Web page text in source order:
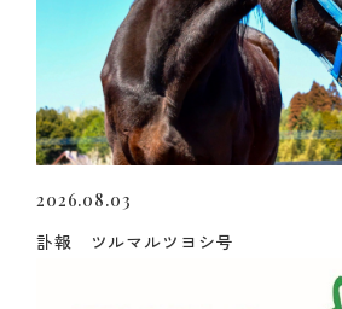
2026.08.03
訃報 ツルマルツヨシ号